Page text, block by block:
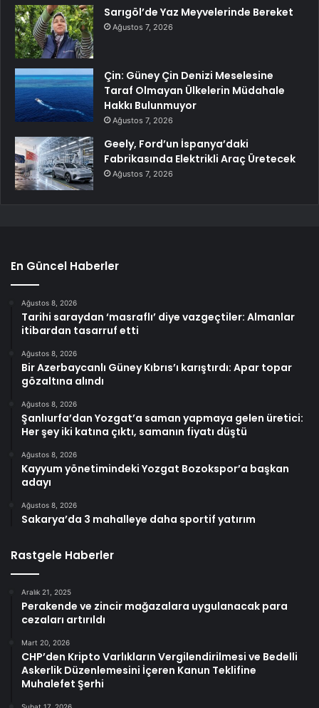
Sarıgöl’de Yaz Meyvelerinde Bereket
Ağustos 7, 2026
Çin: Güney Çin Denizi Meselesine
Taraf Olmayan Ülkelerin Müdahale
Hakkı Bulunmuyor
Ağustos 7, 2026
Geely, Ford’un İspanya’daki
Fabrikasında Elektrikli Araç Üretecek
Ağustos 7, 2026
En Güncel Haberler
Ağustos 8, 2026
Tarihi saraydan ‘masraflı’ diye vazgeçtiler: Almanlar
itibardan tasarruf etti
Ağustos 8, 2026
Bir Azerbaycanlı Güney Kıbrıs’ı karıştırdı: Apar topar
gözaltına alındı
Ağustos 8, 2026
Şanlıurfa’dan Yozgat’a saman yapmaya gelen üretici:
Her şey iki katına çıktı, samanın fiyatı düştü
Ağustos 8, 2026
Kayyum yönetimindeki Yozgat Bozokspor’a başkan
adayı
Ağustos 8, 2026
Sakarya’da 3 mahalleye daha sportif yatırım
Rastgele Haberler
Aralık 21, 2025
Perakende ve zincir mağazalara uygulanacak para
cezaları artırıldı
Mart 20, 2026
CHP’den Kripto Varlıkların Vergilendirilmesi ve Bedelli
Askerlik Düzenlemesini İçeren Kanun Teklifine
Muhalefet Şerhi
Şubat 17, 2026